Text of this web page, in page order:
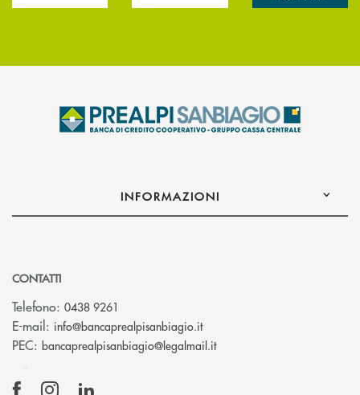
INFORMAZIONI
CONTATTI
Telefono: 0438 9261
E-mail: info@bancaprealpisanbiagio.it(si apre l’app di posta
PEC: bancaprealpisanbiagio@legalmail.it(si apre l’app di posta